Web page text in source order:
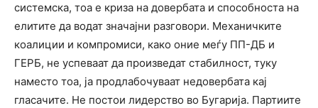
системска, тоа е криза на довербата и способноста на
елитите да водат значајни разговори. Механичките
коалиции и компромиси, како оние меѓу ПП-ДБ и
ГЕРБ, не успеваат да произведат стабилност, туку
наместо тоа, ја продлабочуваат недовербата кај
гласачите. Не постои лидерство во Бугарија. Партиите